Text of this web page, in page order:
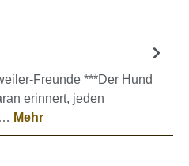
Freunde ***Der Hund
erinnert, jeden
Mehr